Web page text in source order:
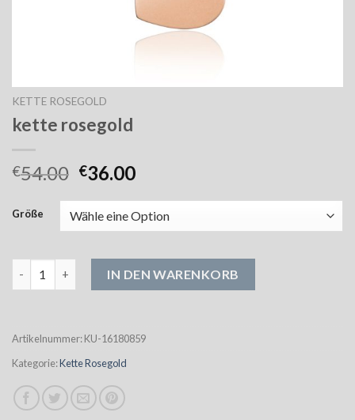
KETTE ROSEGOLD
kette rosegold
€54.00 €36.00
Größe
IN DEN WARENKORB
Artikelnummer:KU-16180859
Kategorie:Kette Rosegold